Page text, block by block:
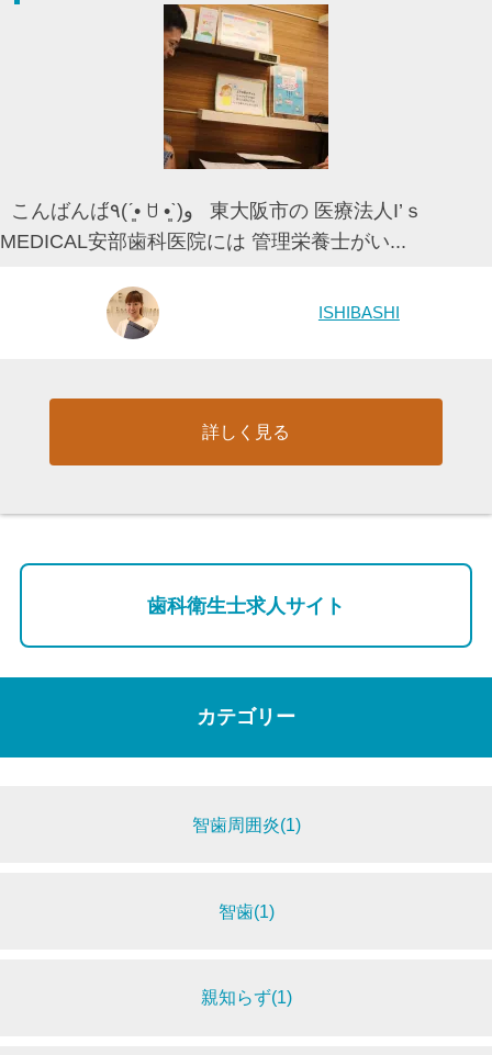
こんばんは٩̋(ˊ•͈ ꇴ •͈ˋ)و 東大阪市の 医療法人I’ｓ
MEDICAL安部歯科医院には 管理栄養士がい...
ISHIBASHI
詳しく見る
歯科衛生士求人サイト
カテゴリー
智歯周囲炎(1)
智歯(1)
親知らず(1)